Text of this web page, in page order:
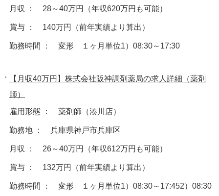
月収 ： 28～40万円（年収620万円も可能）
賞与 ： 140万円（前年実績より算出）
勤務時間 ： 変形 １ヶ月単位1）08:30～17:30
【月収40万円】株式会社阪神調剤薬局の求人詳細（薬剤
師）
雇用形態 ： 薬剤師（湊川店）
勤務地 ： 兵庫県神戸市兵庫区
月収 ： 26～40万円（年収612万円も可能）
賞与 ： 132万円（前年実績より算出）
勤務時間 ： 変形 １ヶ月単位1）08:30～17:452）08:30